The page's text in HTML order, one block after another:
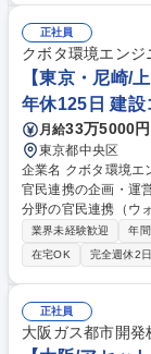
さなプロジェクトを
や共通部門と綿密な
献していただくことを期待していま
ロセス改革に資する
正社員
クボタ環境エンジ
【東京・尼崎/
年休125日 建設
月給33万5000
東京都中央区
企業名 クボタ環境エンジニアリ
官民連携の企画・運営】クボタG/
分野の官民連携（ウ
提案活動（プロポー
ェクト運営管理までを一貫して
ーPPP案件の計画立
活動およびプロポー
営、経営管理 ・市場
職種 【東京・尼崎/
業界未経験歓迎 年
在宅OK
完全週休2
正社員
大阪ガス都市開発